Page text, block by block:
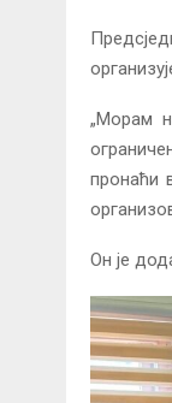
„Морам
пронаћи
Он је